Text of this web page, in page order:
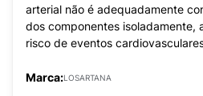
arterial não é adequadamente
dos componentes isoladamente,
risco de eventos
Marca:LOSARTANA